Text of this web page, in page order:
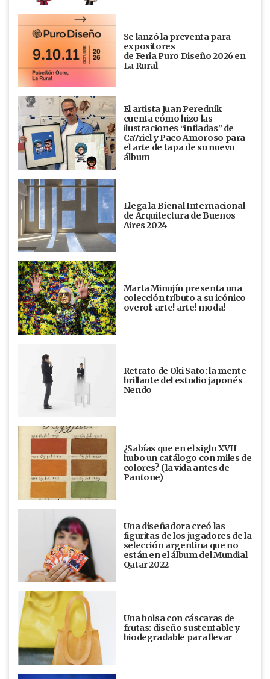
Se lanzó la preventa para
expositores
de Feria Puro Diseño 2026 en
La Rural
El artista Juan Perednik
cuenta cómo hizo las
ilustraciones “infladas” de
Ca7riel y Paco Amoroso para
el arte de tapa de su nuevo
álbum
Llega la Bienal Internacional
de Arquitectura de Buenos
Aires 2024
Marta Minujín presenta una
colección tributo a su icónico
overol: arte! arte! moda!
Retrato de Oki Sato: la mente
brillante del estudio japonés
Nendo
¿Sabías que en el siglo XVII
hubo un catálogo con miles de
colores? (la vida antes de
Pantone)
Una diseñadora creó las
figuritas de los jugadores de la
selección argentina que no
están en el álbum del Mundial
Qatar 2022
Una bolsa con cáscaras de
frutas: diseño sustentable y
biodegradable para llevar